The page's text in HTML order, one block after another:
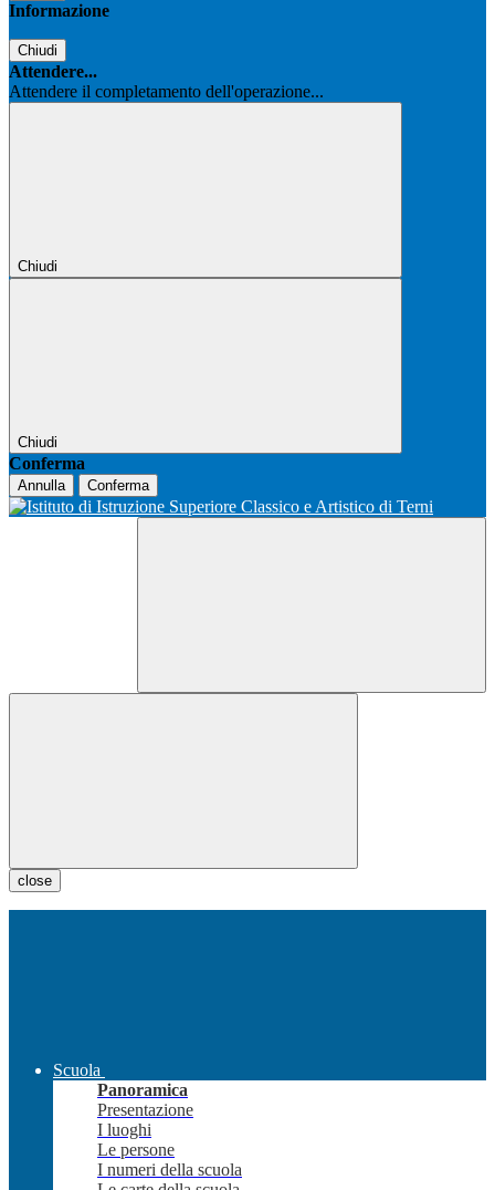
Informazione
Chiudi
Attendere...
Attendere il completamento dell'operazione...
Chiudi
Chiudi
Conferma
Annulla Conferma
close
Scuola
Panoramica
Presentazione
I luoghi
Le persone
I numeri della scuola